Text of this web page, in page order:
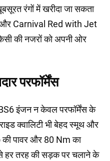
रंगों में खरीदा जा सकता
Carnival Red with Jet
की नजरों को अपनी ओर
परफॉर्मेंस
इंजन न केवल परफॉर्मेंस के
क्वालिटी भी बेहद स्मूथ और
पावर और 80 Nm का
हर तरह की सड़क पर चलाने के